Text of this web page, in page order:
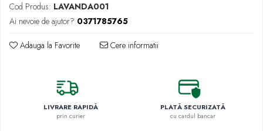
Cod Produs: LAVANDA001
Ai nevoie de ajutor? 0371785765
Adauga la Favorite Cere informatii
LIVRARE RAPIDĂ
prin curier
PLATĂ SECURIZATĂ
cu cardul bancar